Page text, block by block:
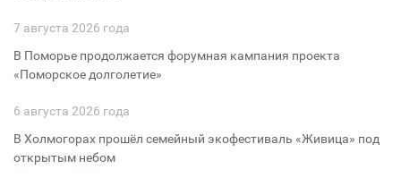
7 августа 2026 года
В Поморье продолжается форумная кампания проекта
«Поморское долголетие»
6 августа 2026 года
В Холмогорах прошёл семейный экофестиваль «Живица» под
открытым небом